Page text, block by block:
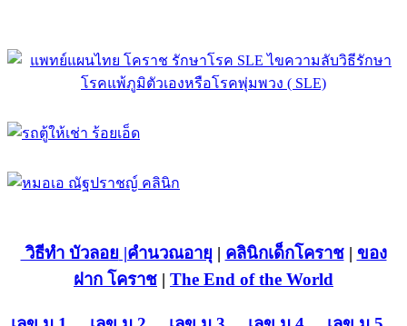
วิธีทำ บัวลอย |คำนวณอายุ | คลินิกเด็กโคราช| ของ
ฝาก โคราช | The End of the World